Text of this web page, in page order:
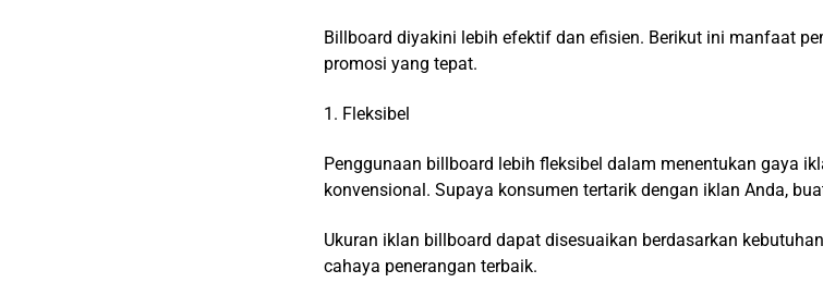
Billboard diyakini lebih efektif dan efisien. Berikut ini manfaat
promosi yang tepat.
1. Fleksibel
Penggunaan billboard lebih fleksibel dalam menentukan gaya
konvensional. Supaya konsumen tertarik dengan iklan Anda,
Ukuran iklan billboard dapat disesuaikan berdasarkan
cahaya penerangan terbaik.